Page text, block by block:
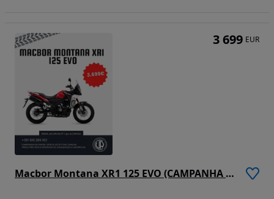
Macbor Montana XR1 125 EVO (CAMPANHA EM VIGOR)
3 699 EUR